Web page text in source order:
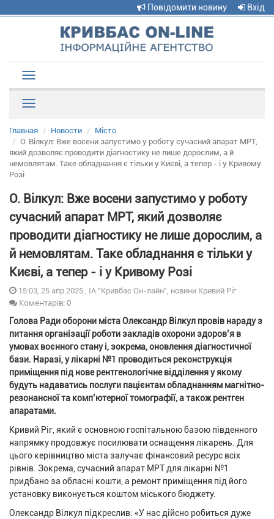
Повідомити новину Вхід
navigation
Главная Новости
Місто
О. Вілкул: Вже восени запустимо у роботу сучасний апарат МРТ,
який дозволяє проводити діагностику не лише дорослим, а й
немовлятам. Таке обладнання є тільки у Києві, а тепер - і у Кривому
Розі
О. Вілкул: Вже восени запустимо у роботу
сучасний апарат МРТ, який дозволяє
проводити діагностику не лише дорослим, а
й немовлятам. Таке обладнання є тільки у
Києві, а тепер - і у Кривому Розі
15:03, 25 апр 2025 , ІА "Кривбас Он-лайн", новини Кривий Ріг
Коментарів: 0
Голова Ради оборони міста Олександр Вілкул провів нараду з
питання організації роботи закладів охорони здоров’я в
умовах воєнного стану і, зокрема, оновлення діагностичної
бази. Наразі, у лікарні №1 проводиться реконструкція
приміщення під нове рентгенологічне відділення у якому
будуть надаватись послуги пацієнтам обладнанням магнітно-
резонансної та комп’ютерної томографії, а також рентген
апаратами.
Кривий Ріг, який є основною госпітальною базою південного
напрямку продовжує посилювати оснащення лікарень. Для
цього керівництво міста залучає фінансовий ресурс всіх
рівнів. Зокрема, сучасний апарат МРТ для лікарні №1
придбано за обласні кошти, а ремонт приміщення під його
установку виконується коштом міського бюджету.
Олександр Вілкул підкреслив: «У нас дійсно робиться дуже